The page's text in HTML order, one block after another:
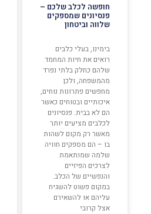
חופשה לכלב שלכם –
פנסיונים שמספקים
שלווה וביטחון
בימינו, בעלי כלבים
רואים את חיות המחמד
שלהם כחלק בלתי נפרד
מהמשפחה, ולכן
מחפשים פתרונות נוחים,
איכותיים ובטוחים כאשר
הם לא בבית. פנסיונים
לכלבים מציעים יותר
מאשר רק מקום לשהות
בו – הם מספקים חוויה
שלמה שמותאמת
לצרכים הפיזיים
והנפשיים של הכלב.
במקום פשוט להשגיח
עליהם או להשאירם
אצל קרובי